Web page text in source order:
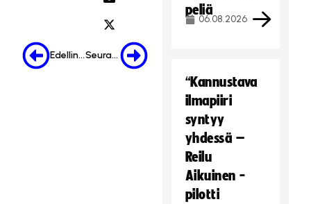
Edellinen Seuraava
peliä
06.08.2026
“Kannustava
ilmapiiri
syntyy
yhdessä –
Reilu
Aikuinen -
pilotti